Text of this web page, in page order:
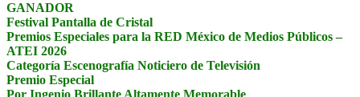
GANADOR
Festival Pantalla de Cristal
Premios Especiales para la RED México de Medios Públicos –
ATEI 2026
Categoría Escenografía Noticiero de Televisión
Premio Especial